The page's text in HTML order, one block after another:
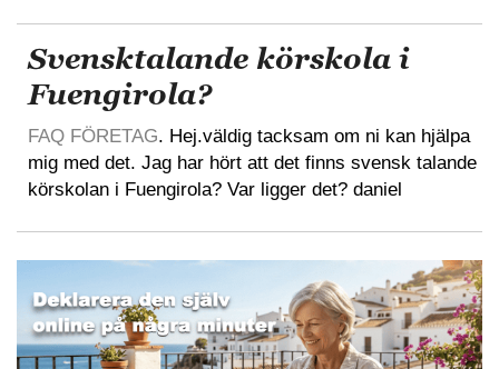
Svensktalande körskola i
Fuengirola?
FAQ FÖRETAG. Hej.väldig tacksam om ni kan hjälpa
mig med det. Jag har hört att det finns svensk talande
körskolan i Fuengirola? Var ligger det? daniel